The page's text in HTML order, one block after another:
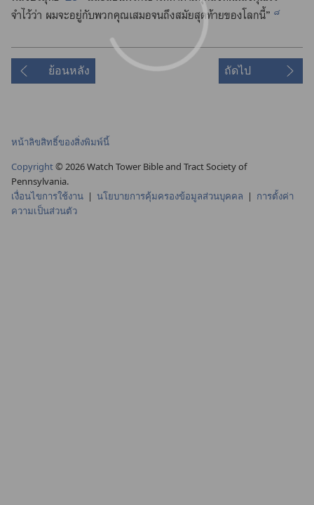
จำ​ไว้​ว่า ผม​จะ​อยู่​กับ​พวก​คุณ​เสมอ​จน​ถึง​สมัย​สุด​ท้าย​ของ​โลก​นี้” ๘
ย้อนหลัง ถัดไป
หน้าลิขสิทธิ์ของสิ่งพิมพ์นี้
Copyright© 2026Watch Tower Bible and Tract Society of
Pennsylvania.
เงื่อนไขการใช้งาน | นโยบายการคุ้มครองข้อมูลส่วนบุคคล | การตั้งค่า
ความเป็นส่วนตัว